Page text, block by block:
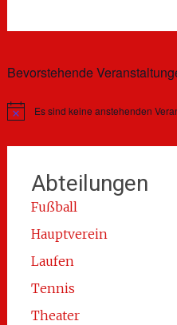
Bevorstehende
HinweisEs sind keine anstehenden
Abteilungen
Fußball
Hauptverein
Laufen
Tennis
Theater